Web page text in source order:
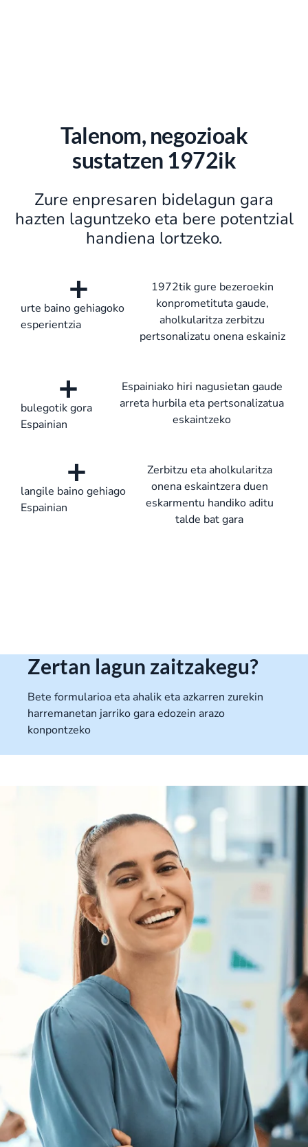
Talenom, negozioak
sustatzen 1972ik
Zure enpresaren bidelagun gara
hazten laguntzeko eta bere potentzial
handiena lortzeko.
urte baino gehiagoko
esperientzia
+
1972tik gure bezeroekin
konprometituta gaude,
aholkularitza zerbitzu
pertsonalizatu onena eskainiz
bulegotik gora
Espainian
+
Espainiako hiri nagusietan gaude
arreta hurbila eta pertsonalizatua
eskaintzeko
langile baino gehiago
Espainian
+
Zerbitzu eta aholkularitza
onena eskaintzera duen
eskarmentu handiko aditu
talde bat gara
Zertan lagun zaitzakegu?
Bete formularioa eta ahalik eta azkarren zurekin
harremanetan jarriko gara edozein arazo
konpontzeko